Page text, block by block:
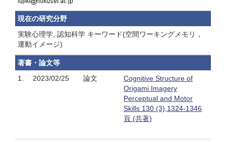
現在の研究分野
実験心理学, 認知科学 キーワード(空間ワーキングメモリ，
運動イメージ)
著書・論文等
1.
2023/02/25 論文
Cognitive Structure of
Origami Imagery
Perceptual and Motor
Skills 130 (3),1324-1346
頁 (共著)